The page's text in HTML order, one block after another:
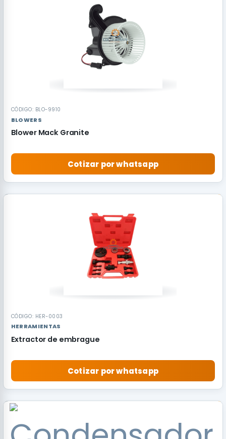
CÓDIGO: BLO-9910
BLOWERS
Blower Mack Granite
Cotizar por whatsapp
CÓDIGO: HER-0003
HERRAMIENTAS
Extractor de embrague
Cotizar por whatsapp
RECOMENDADO